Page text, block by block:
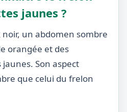
jaunes ?
un abdomen sombre
orangée et des
Son aspect
que celui du frelon